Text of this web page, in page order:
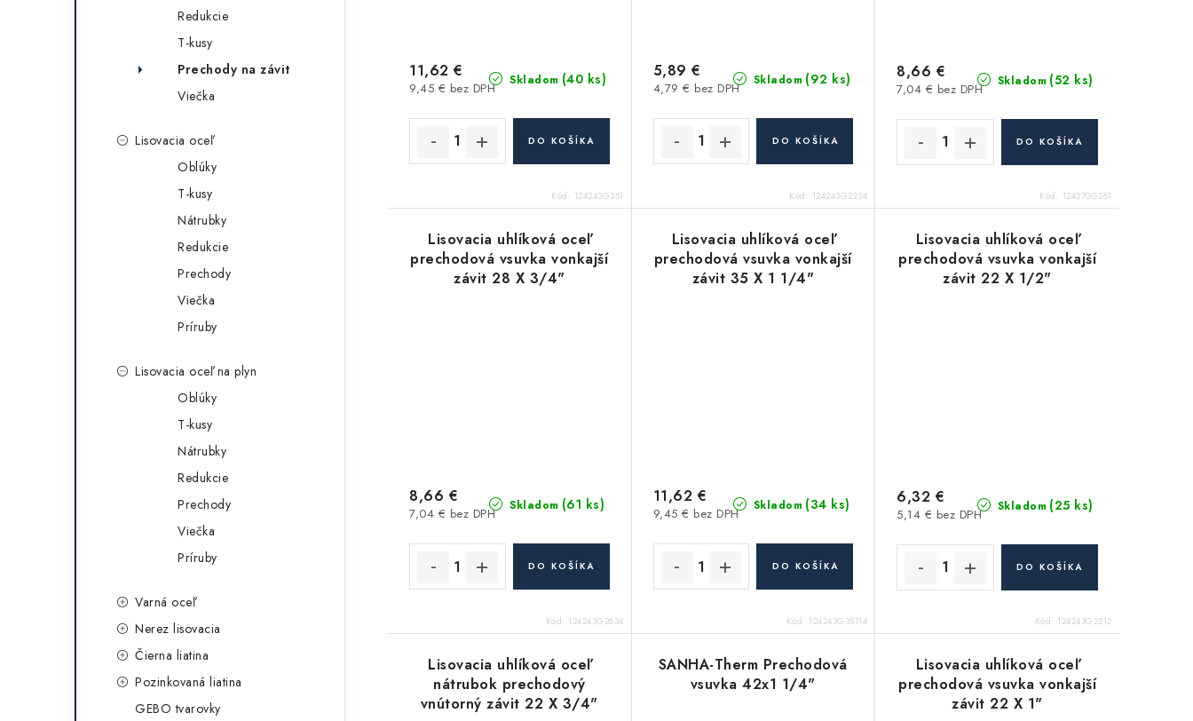
Redukcie
T-kusy
Prechody na závit
Viečka
Lisovacia oceľ
Oblúky
T-kusy
Nátrubky
Redukcie
Prechody
Viečka
Príruby
Lisovacia oceľ na plyn
Oblúky
T-kusy
Nátrubky
Redukcie
Prechody
Viečka
Príruby
Varná oceľ
Nerez lisovacia
Čierna liatina
Pozinkovaná liatina
GEBO tvarovky
Skladom (40 ks)
9,45 € bez DPH
11,62 €
DO KOŠÍKA
Kód: 124243G351
Skladom (92 ks)
4,79 € bez DPH
5,89 €
DO KOŠÍKA
Kód: 124243G2234
Skladom (52 ks)
7,04 € bez DPH
8,66 €
DO KOŠÍKA
Kód: 124270G281
Lisovacia uhlíková oceľ
prechodová vsuvka vonkajší
závit 28 X 3/4"
Skladom (61 ks)
7,04 € bez DPH
8,66 €
DO KOŠÍKA
Kód: 124243G2834
Lisovacia uhlíková oceľ
prechodová vsuvka vonkajší
závit 35 X 1 1/4"
Skladom (34 ks)
9,45 € bez DPH
11,62 €
DO KOŠÍKA
Kód: 124243G35114
Lisovacia uhlíková oceľ
prechodová vsuvka vonkajší
závit 22 X 1/2"
Skladom (25 ks)
5,14 € bez DPH
6,32 €
DO KOŠÍKA
Kód: 124243G2212
Lisovacia uhlíková oceľ
nátrubok prechodový
vnútorný závit 22 X 3/4"
SANHA-Therm Prechodová
vsuvka 42x1 1/4"
Lisovacia uhlíková oceľ
prechodová vsuvka vonkajší
závit 22 X 1"